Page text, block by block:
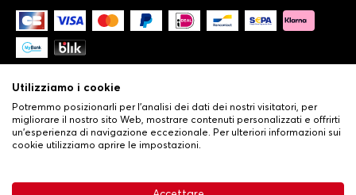
Condizioni generali di vendita•
Utilizziamo i cookie
Potremmo posizionarli per l'analisi dei dati dei nostri visitatori, per
migliorare il nostro sito Web, mostrare contenuti personalizzati e offrirti
un'esperienza di navigazione eccezionale. Per ulteriori informazioni sui
cookie utilizziamo aprire le impostazioni.